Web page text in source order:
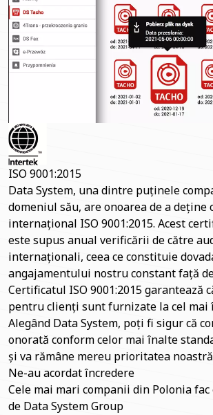
ISO 9001:2015
Data System, una dintre puținele
domeniul său, are onoarea de a deține
internațional ISO 9001:2015. Acest
este supus anual verificării de către
internaționali, ceea ce constituie
angajamentului nostru constant față
Certificatul ISO 9001:2015 garantează
pentru clienți sunt furnizate la cel mai
Alegând Data System, poți fi sigur că
onorată conform celor mai înalte
și va rămâne mereu prioritatea
Ne-au acordat încredere
Cele mai mari companii din Polonia
de Data System Group